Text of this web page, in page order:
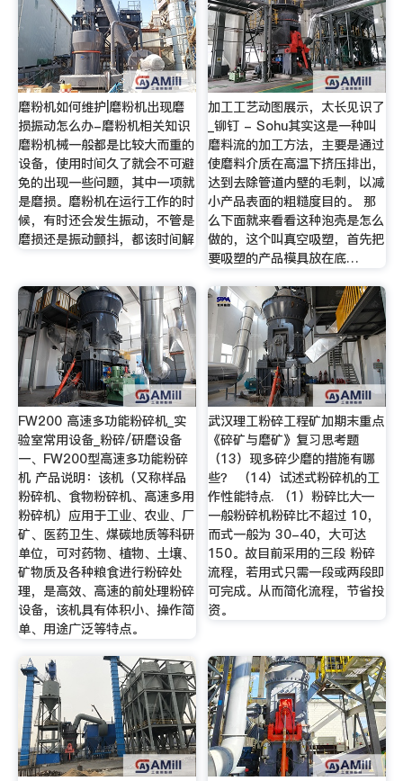
磨粉机如何维护|磨粉机出现磨
损振动怎么办-磨粉机相关知识
磨粉机械一般都是比较大而重的
设备，使用时间久了就会不可避
免的出现一些问题，其中一项就
是磨损。磨粉机在运行工作的时
候，有时还会发生振动，不管是
磨损还是振动颤抖，都该时间解
加工工艺动图展示，太长见识了
_铆钉 - Sohu其实这是一种叫
磨料流的加工方法，主要是通过
使磨料介质在高温下挤压排出，
达到去除管道内壁的毛刺，以减
小产品表面的粗糙度目的。 那
么下面就来看看这种泡壳是怎么
做的，这个叫真空吸塑，首先把
要吸塑的产品模具放在底…
FW200 高速多功能粉碎机_实
验室常用设备_粉碎/研磨设备
一、FW200型高速多功能粉碎
机 产品说明：该机（又称样品
粉碎机、食物粉碎机、高速多用
粉碎机）应用于工业、农业、厂
矿、医药卫生、煤碳地质等科研
单位，可对药物、植物、土壤、
矿物质及各种粮食进行粉碎处
理，是高效、高速的前处理粉碎
设备，该机具有体积小、操作简
单、用途广泛等特点。
武汉理工粉碎工程矿加期末重点
《碎矿与磨矿》复习思考题
（13）现多碎少磨的措施有哪
些？ （14）试述式粉碎机的工
作性能特点. （1）粉碎比大—
一般粉碎机粉碎比不超过 10，
而式一般为 30-40，大可达
150。故目前采用的三段 粉碎
流程，若用式只需一段或两段即
可完成。从而简化流程，节省投
资。